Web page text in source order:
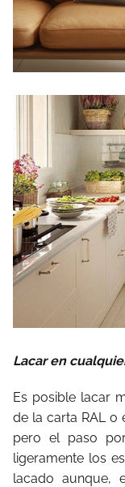
Lacar en
Es posible lacar
de la carta RAL o
pero el paso
ligeramente los
lacado aunque,